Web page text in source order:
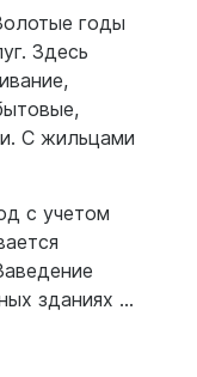
годы
Здесь
С жильцами
с учетом
зданиях ...